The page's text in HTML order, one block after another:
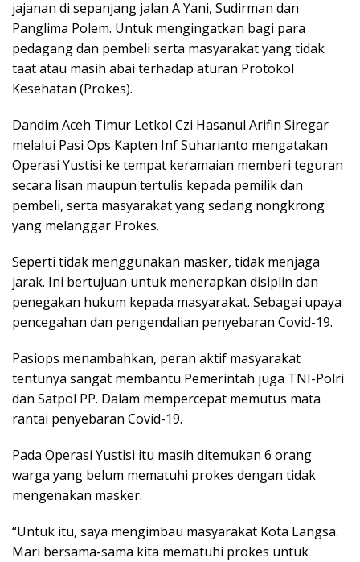
jajanan di sepanjang jalan A Yani, Sudirman dan
Panglima Polem. Untuk mengingatkan bagi para
pedagang dan pembeli serta masyarakat yang tidak
taat atau masih abai terhadap aturan Protokol
Kesehatan (Prokes).
Dandim Aceh Timur Letkol Czi Hasanul Arifin Siregar
melalui Pasi Ops Kapten Inf Suharianto mengatakan
Operasi Yustisi ke tempat keramaian memberi teguran
secara lisan maupun tertulis kepada pemilik dan
pembeli, serta masyarakat yang sedang nongkrong
yang melanggar Prokes.
Seperti tidak menggunakan masker, tidak menjaga
jarak. Ini bertujuan untuk menerapkan disiplin dan
penegakan hukum kepada masyarakat. Sebagai upaya
pencegahan dan pengendalian penyebaran Covid-19.
Pasiops menambahkan, peran aktif masyarakat
tentunya sangat membantu Pemerintah juga TNI-Polri
dan Satpol PP. Dalam mempercepat memutus mata
rantai penyebaran Covid-19.
Pada Operasi Yustisi itu masih ditemukan 6 orang
warga yang belum mematuhi prokes dengan tidak
mengenakan masker.
“Untuk itu, saya mengimbau masyarakat Kota Langsa.
Mari bersama-sama kita mematuhi prokes untuk